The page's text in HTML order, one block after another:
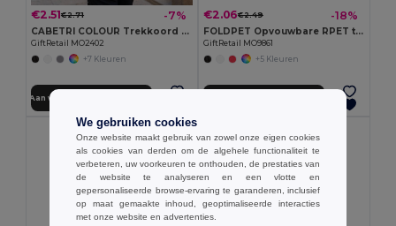
€2.51€2.71 -7%
CABETRI COLOUR Trekkoord rugzak gerecycled
GiftRetail MO2402
+7 Kleuren
Aan winkelwagen toevoegen
€2.06€2.49 -18%
FOLDPET Opvouwbare RPET tas
GiftRetail MO9861
+5 Kleuren
We gebruiken cookies
Onze website maakt gebruik van zowel onze eigen cookies
als cookies van derden om de algehele functionaliteit te
verbeteren, uw voorkeuren te onthouden, de prestaties van
de website te analyseren en een vlotte en
gepersonaliseerde browse-ervaring te garanderen, inclusief
op maat gemaakte inhoud, geoptimaliseerde interacties
met onze website en advertenties.